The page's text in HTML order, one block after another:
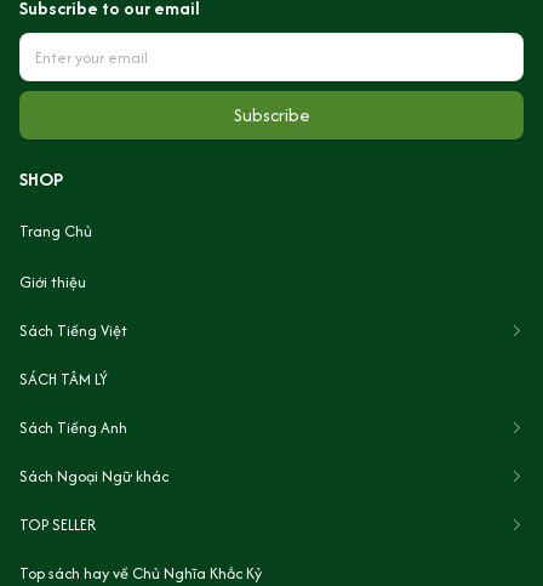
Subscribe to our email
Subscribe
SHOP
Trang Chủ
Giới thiệu
Sách Tiếng Việt
SÁCH TÂM LÝ
Sách Tiếng Anh
Sách Ngoại Ngữ khác
TOP SELLER
Top sách hay về Chủ Nghĩa Khắc Kỷ